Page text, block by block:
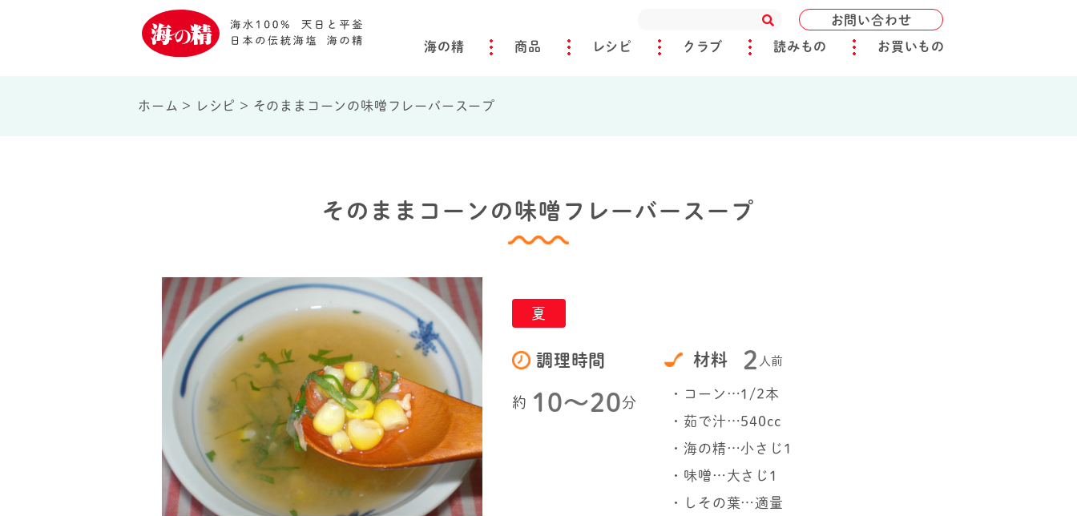
お問い合わせ
海の精 商品 レシピ クラブ 読みもの お買いもの
ホーム > レシピ > そのままコーンの味噌フレーバースープ
そのままコーンの味噌フレーバースープ
夏
調理時間
約 10〜20分
材料 2 人前
・コーン…1/2本
・茹で汁…540cc
・海の精…小さじ1
・味噌…大さじ1
・しその葉…適量